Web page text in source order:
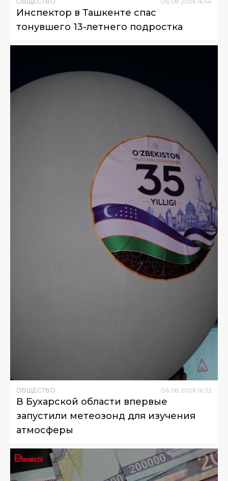
Инспектор в Ташкенте спас
тонувшего 13-летнего подростка
ОБЩЕСТВО 06 08 2026 16:32
В Бухарской области впервые
запустили метеозонд для изучения
атмосферы